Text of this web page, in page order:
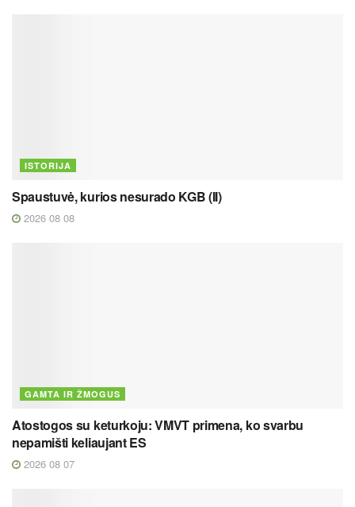
ISTORIJA
Spaustuvė, kurios nesurado KGB (II)
2026 08 08
GAMTA IR ŽMOGUS
Atostogos su keturkoju: VMVT primena, ko svarbu
nepamišti keliaujant ES
2026 08 07